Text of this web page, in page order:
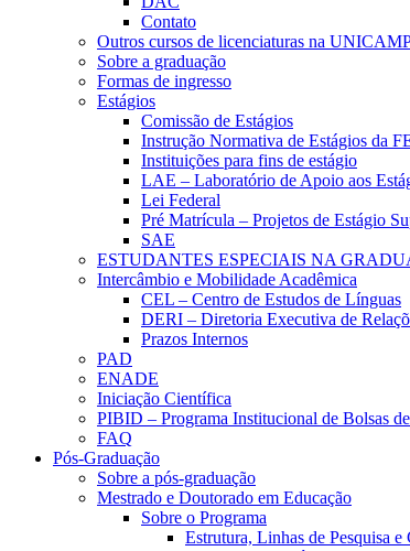
Contato
Outros cursos de licenciaturas na
Sobre a graduação
Formas de ingresso
Estágios
Comissão de Estágios
Instrução Normativa de Estágios da
Instituições para fins de estágio
LAE – Laboratório de Apoio aos
Lei Federal
Pré Matrícula – Projetos de Estágio
SAE
ESTUDANTES ESPECIAIS NA
Intercâmbio e Mobilidade Acadêmica
CEL – Centro de Estudos de Línguas
DERI – Diretoria Executiva de
Prazos Internos
PAD
ENADE
Iniciação Científica
PIBID – Programa Institucional de Bolsas
FAQ
Pós-Graduação
Sobre a pós-graduação
Mestrado e Doutorado em Educação
Sobre o Programa
Estrutura, Linhas de Pesquisa